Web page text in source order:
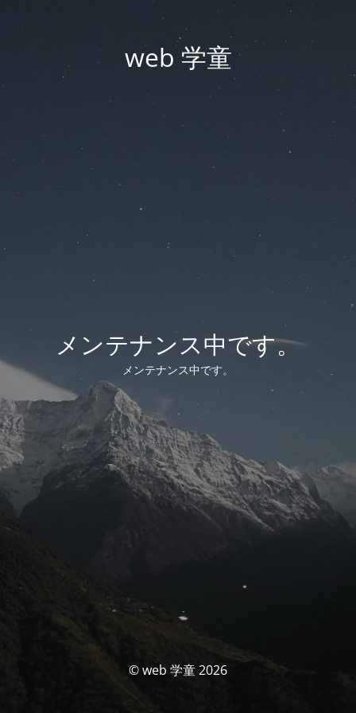
web 学童
メンテナンス中です。
メンテナンス中です。
© web 学童 2026